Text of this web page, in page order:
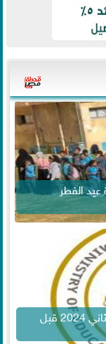
عيد الفطر
التعليم تشدد على الانتهاء من مناهج الترم الثاني 2024 قبل